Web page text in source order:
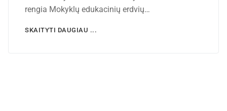
rengia Mokyklų edukacinių erdvių…
SKAITYTI DAUGIAU ...